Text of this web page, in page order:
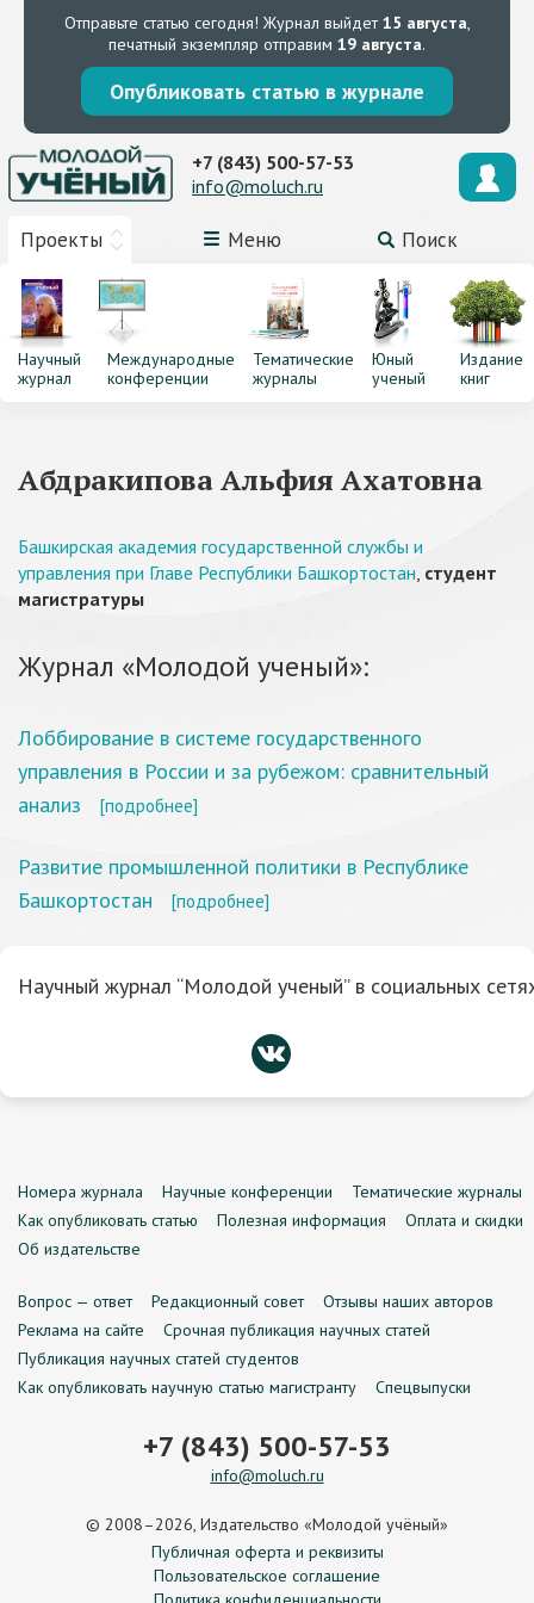
Отправьте статью сегодня! Журнал выйдет15 августа,
печатный экземпляр отправим 19 августа.
Опубликовать статью в журнале
Проекты Меню Поиск
+7 (843) 500-57-53
info@moluch.ru
Научный
журнал
Международные
конференции
Тематические
журналы
Юный
ученый
Издание
книг
Абдракипова Альфия Ахатовна
Башкирская академия государственной службы и
управления при Главе Республики Башкортостан, студент
магистратуры
Журнал «Молодой ученый»:
Лоббирование в системе государственного
управления в России и за рубежом: сравнительный
анализ
[подробнее]
Развитие промышленной политики в Республике
Башкортостан
[подробнее]
Научный журнал “Молодой ученый” в социальных
Номера журнала Научные конференции
Тематические журналы
Как опубликовать статью
Полезная информация
Оплата и скидки
Об издательстве
Вопрос — ответ Редакционный совет
Отзывы наших авторов
Реклама на сайте
Срочная публикация научных статей
Публикация научных статей студентов
Как опубликовать научную статью магистранту
Спецвыпуски
+7 (843) 500-57-53
info@moluch.ru
© 2008–2026, Издательство «Молодой учёный»
Публичная оферта и реквизиты
Пользовательское соглашение